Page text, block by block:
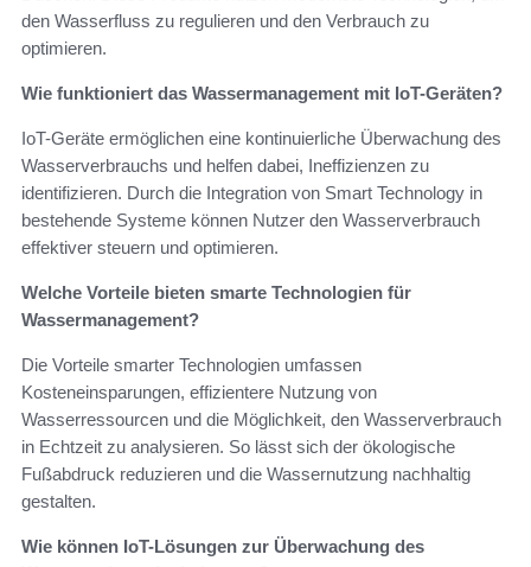
den Wasserfluss zu regulieren und den Verbrauch zu
optimieren.
Wie funktioniert das Wassermanagement mit IoT-Geräten?
IoT-Geräte ermöglichen eine kontinuierliche Überwachung des
Wasserverbrauchs und helfen dabei, Ineffizienzen zu
identifizieren. Durch die Integration von Smart Technology in
bestehende Systeme können Nutzer den Wasserverbrauch
effektiver steuern und optimieren.
Welche Vorteile bieten smarte Technologien für
Wassermanagement?
Die Vorteile smarter Technologien umfassen
Kosteneinsparungen, effizientere Nutzung von
Wasserressourcen und die Möglichkeit, den Wasserverbrauch
in Echtzeit zu analysieren. So lässt sich der ökologische
Fußabdruck reduzieren und die Wassernutzung nachhaltig
gestalten.
Wie können IoT-Lösungen zur Überwachung des